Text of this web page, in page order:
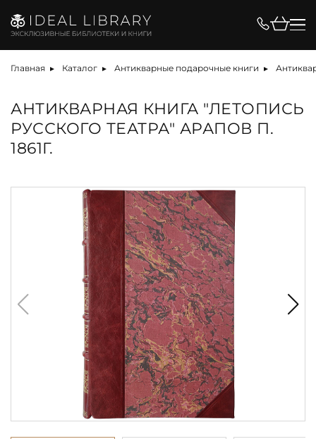
Главная Каталог Антикварные подарочные книги
АНТИКВАРНАЯ КНИГА "ЛЕТОПИСЬ
РУССКОГО ТЕАТРА" АРАПОВ П.
1861Г.